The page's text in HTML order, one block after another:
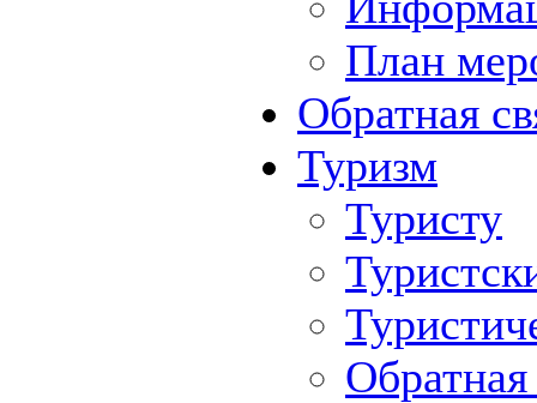
План
Обратная
Туризм
Туристу
Обратная